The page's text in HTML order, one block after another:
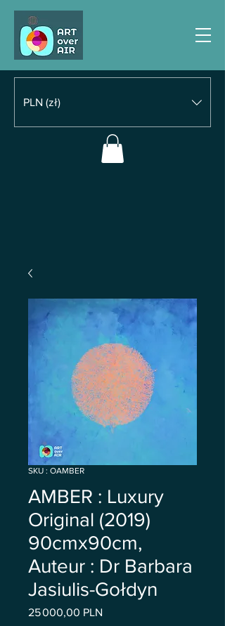
PLN (zł)
SKU : OAMBER
AMBER : Luxury
Original (2019)
90cmx90cm,
Auteur : Dr Barbara
Jasiulis-Gołdyn
25 000,00 PLN